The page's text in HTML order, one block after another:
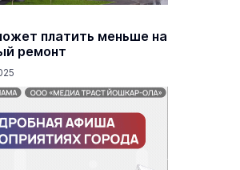
долголетие
и медицина
платить меньше на
ремонт